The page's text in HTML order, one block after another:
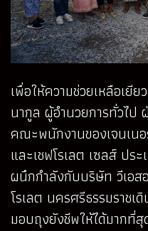
เพื่อให้ความช่วยเหลือเ
นากูล ผู้อำนวยการทั่วไ
คณะพนักงานของเจนเน
และเชฟโรเลต เซลส์ ปร
ผนึกกำลังกับบริษัท วีเอส
โรเลต นครศรีธรรมราช
มอบถุงยังชีพให้ได้มากที่สุ